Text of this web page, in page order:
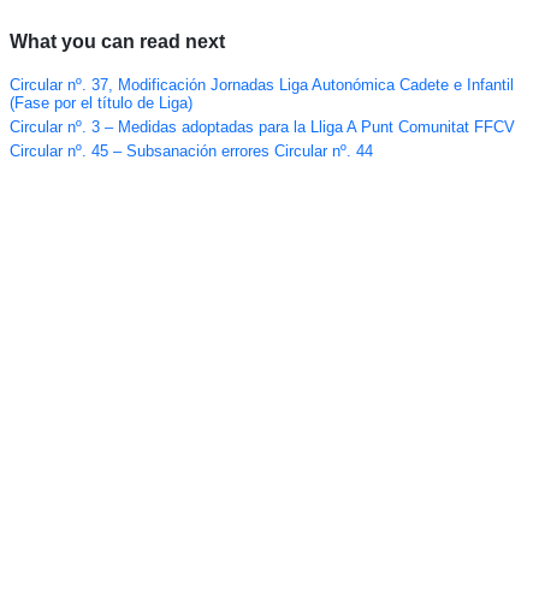
What you can read next
Circular nº. 37, Modificación Jornadas Liga Autonómica Cadete e Infantil
(Fase por el título de Liga)
Circular nº. 3 – Medidas adoptadas para la Lliga A Punt Comunitat FFCV
Circular nº. 45 – Subsanación errores Circular nº. 44